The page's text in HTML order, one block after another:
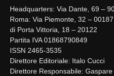
Headquarters: Via Dante, 69 –
Roma: Via Piemonte, 32 –
di Porta Vittoria, 18 – 20122
Partita IVA 01868790849
ISSN 2465-3535
Direttore Editoriale: Italo Cucci
Direttore Responsabile: